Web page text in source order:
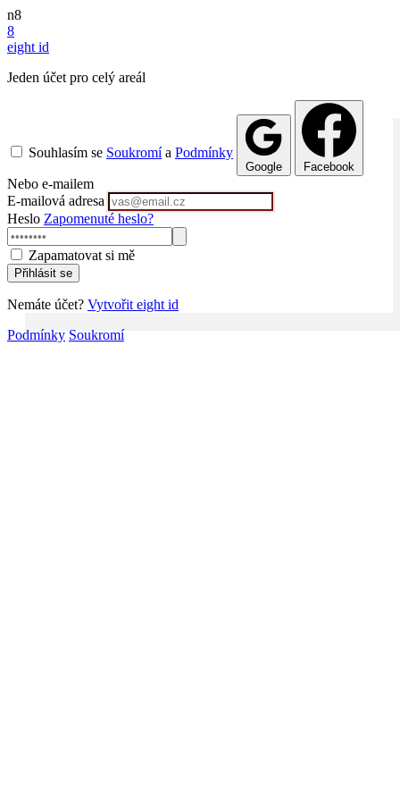
n8
8
eight id
Jeden účet pro celý areál
Souhlasím se Soukromía Podmínky
Google Facebook
Nebo e-mailem
E-mailová adresa
Heslo Zapomenuté heslo?
Zapamatovat si mě
Přihlásit se
Nemáte účet? Vytvořit eight id
Podmínky Soukromí